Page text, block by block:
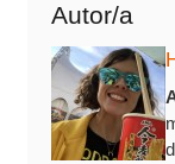
Autor/a